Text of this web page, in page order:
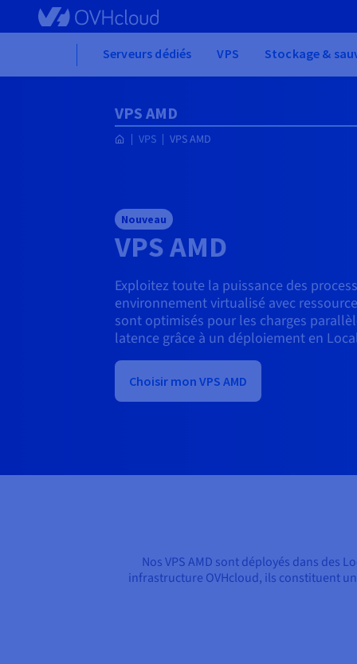
Skip to main content
Serveurs dédiés VPS Stockage &
VPS AMD
VPS VPS AMD
Nouveau
VPS AMD
Exploitez toute la puissance des
environnement virtualisé avec
sont optimisés pour les charges
latence grâce à un déploiement en
Choisir mon VPS AMD
Nos VPS AMD sont déployés dans des
infrastructure OVHcloud, ils constituent